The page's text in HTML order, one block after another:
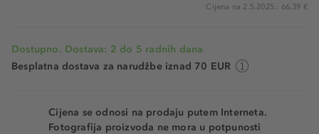
Cijena na 2.5.2025.: 66,39 €
Dostupno. Dostava: 2 do 5 radnih dana
Besplatna dostava za narudžbe iznad 70 EUR
Cijena se odnosi na prodaju putem Interneta.
Fotografija proizvoda ne mora u potpunosti